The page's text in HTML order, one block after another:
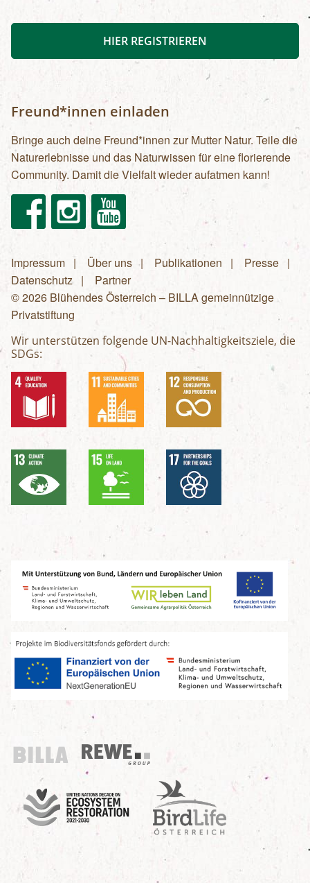
HIER REGISTRIEREN
Freund*innen einladen
Bringe auch deine Freund*innen zur Mutter Natur. Teile die
Naturerlebnisse und das Naturwissen für eine florierende
Community. Damit die Vielfalt wieder aufatmen kann!
FacebookInstagram Youtube
Fußzeilenmenü
Impressum Über uns Publikationen
Presse
Datenschutz
Partner
© 2026 Blühendes Österreich – BILLA gemeinnützige
Privatstiftung
Wir unterstützen folgende UN-Nachhaltigkeitsziele, die
SDGs:
Billa
REWE Group
UN Decade
Birdlife